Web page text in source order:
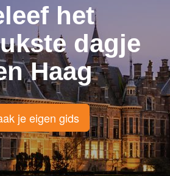
het
dagje
Haag
je eigen gids